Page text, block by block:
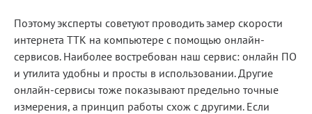
Поэтому эксперты советуют проводить замер скорости
интернета ТТК на компьютере с помощью онлайн-
сервисов. Наиболее востребован наш сервис: онлайн ПО
и утилита удобны и просты в использовании. Другие
онлайн-сервисы тоже показывают предельно точные
измерения, а принцип работы схож с другими. Если